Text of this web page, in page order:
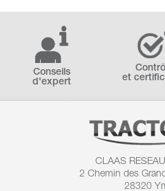
Conseils
d'expert
et
CLAAS
2 Chemin des
28320